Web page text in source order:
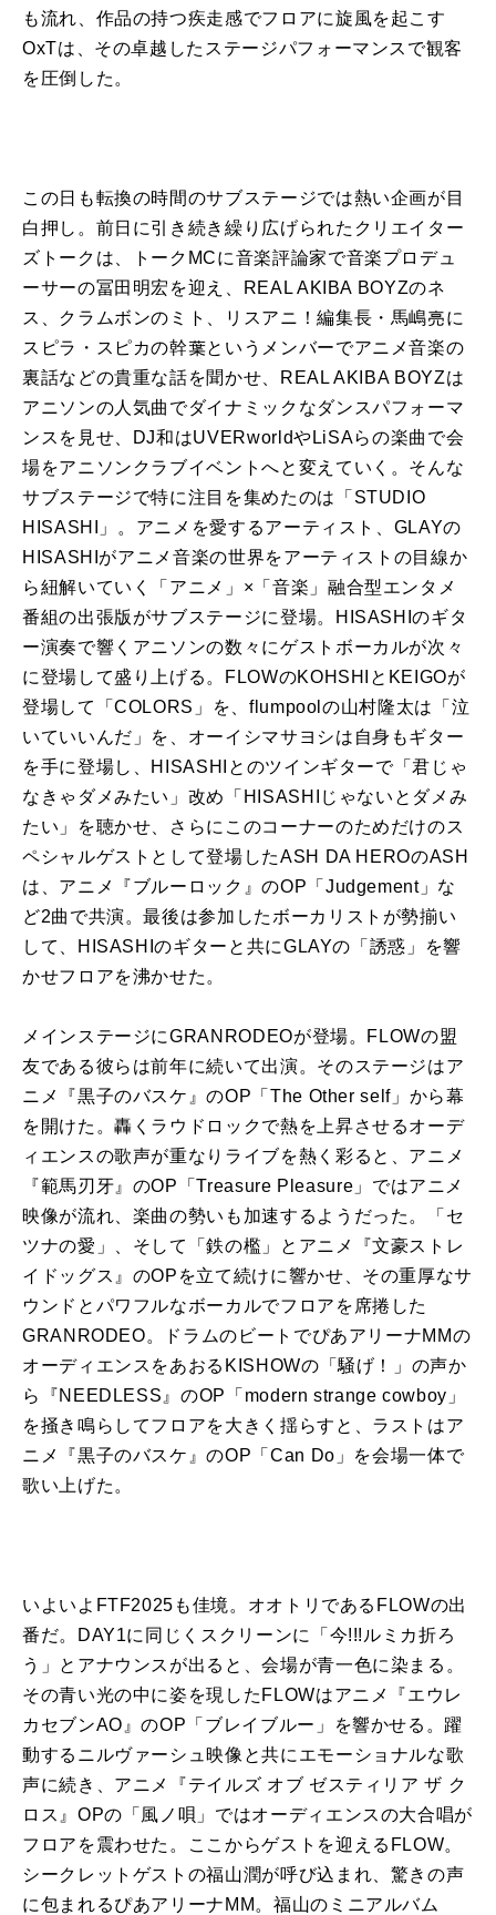
も流れ、作品の持つ疾走感でフロアに旋風を起こす
OxTは、その卓越したステージパフォーマンスで観客
を圧倒した。
この日も転換の時間のサブステージでは熱い企画が目
白押し。前日に引き続き繰り広げられたクリエイター
ズトークは、トークMCに音楽評論家で音楽プロデュ
ーサーの冨田明宏を迎え、REAL AKIBA BOYZのネ
ス、クラムボンのミト、リスアニ！編集長・馬嶋亮に
スピラ・スピカの幹葉というメンバーでアニメ音楽の
裏話などの貴重な話を聞かせ、REAL AKIBA BOYZは
アニソンの人気曲でダイナミックなダンスパフォーマ
ンスを見せ、DJ和はUVERworldやLiSAらの楽曲で会
場をアニソンクラブイベントへと変えていく。そんな
サブステージで特に注目を集めたのは「STUDIO
HISASHI」。アニメを愛するアーティスト、GLAYの
HISASHIがアニメ音楽の世界をアーティストの目線か
ら紐解いていく「アニメ」×「音楽」融合型エンタメ
番組の出張版がサブステージに登場。HISASHIのギタ
ー演奏で響くアニソンの数々にゲストボーカルが次々
に登場して盛り上げる。FLOWのKOHSHIとKEIGOが
登場して「COLORS」を、flumpoolの山村隆太は「泣
いていいんだ」を、オーイシマサヨシは自身もギター
を手に登場し、HISASHIとのツインギターで「君じゃ
なきゃダメみたい」改め「HISASHIじゃないとダメみ
たい」を聴かせ、さらにこのコーナーのためだけのス
ペシャルゲストとして登場したASH DA HEROのASH
は、アニメ『ブルーロック』のOP「Judgement」な
ど2曲で共演。最後は参加したボーカリストが勢揃い
して、HISASHIのギターと共にGLAYの「誘惑」を響
かせフロアを沸かせた。
メインステージにGRANRODEOが登場。FLOWの盟
友である彼らは前年に続いて出演。そのステージはア
ニメ『黒子のバスケ』のOP「The Other self」から幕
を開けた。轟くラウドロックで熱を上昇させるオーデ
ィエンスの歌声が重なりライブを熱く彩ると、アニメ
『範馬刃牙』のOP「Treasure Pleasure」ではアニメ
映像が流れ、楽曲の勢いも加速するようだった。「セ
ツナの愛」、そして「鉄の檻」とアニメ『文豪ストレ
イドッグス』のOPを立て続けに響かせ、その重厚なサ
ウンドとパワフルなボーカルでフロアを席捲した
GRANRODEO。ドラムのビートでぴあアリーナMMの
オーディエンスをあおるKISHOWの「騒げ！」の声か
ら『NEEDLESS』のOP「modern strange cowboy」
を掻き鳴らしてフロアを大きく揺らすと、ラストはア
ニメ『黒子のバスケ』のOP「Can Do」を会場一体で
歌い上げた。
いよいよFTF2025も佳境。オオトリであるFLOWの出
番だ。DAY1に同じくスクリーンに「今!!!ルミカ折ろ
う」とアナウンスが出ると、会場が青一色に染まる。
その青い光の中に姿を現したFLOWはアニメ『エウレ
カセブンAO』のOP「ブレイブルー」を響かせる。躍
動するニルヴァーシュ映像と共にエモーショナルな歌
声に続き、アニメ『テイルズ オブ ゼスティリア ザ ク
ロス』OPの「風ノ唄」ではオーディエンスの大合唱が
フロアを震わせた。ここからゲストを迎えるFLOW。
シークレットゲストの福山潤が呼び込まれ、驚きの声
に包まれるぴあアリーナMM。福山のミニアルバム